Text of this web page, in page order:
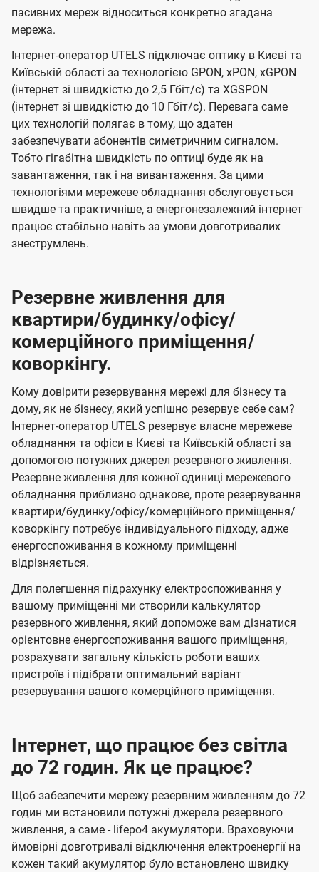
пасивних мереж відноситься конкретно згадана
мережа.
Інтернет-оператор UTELS підключає оптику в Києві та
Київській області за технологією GPON, xPON, xGPON
(інтернет зі швидкістю до 2,5 Гбіт/с) та XGSPON
(інтернет зі швидкістю до 10 Гбіт/с). Перевага саме
цих технологій полягає в тому, що здатен
забезпечувати абонентів симетричним сигналом.
Тобто гігабітна швидкість по оптиці буде як на
завантаження, так і на вивантаження. За цими
технологіями мережеве обладнання обслуговується
швидше та практичніше, а енергонезалежний інтернет
працює стабільно навіть за умови довготривалих
знеструмлень.
Резервне живлення для
квартири/будинку/офісу/
комерційного приміщення/
коворкінгу.
Кому довірити резервування мережі для бізнесу та
дому, як не бізнесу, який успішно резервує себе сам?
Інтернет-оператор UTELS резервує власне мережеве
обладнання та офіси в Києві та Київській області за
допомогою потужних джерел резервного живлення.
Резервне живлення для кожної одиниці мережевого
обладнання приблизно однакове, проте резервування
квартири/будинку/офісу/комерційного приміщення/
коворкінгу потребує індивідуального підходу, адже
енергоспоживання в кожному приміщенні
відрізняється.
Для полегшення підрахунку електроспоживання у
вашому приміщенні ми створили калькулятор
резервного живлення, який допоможе вам дізнатися
орієнтовне енергоспоживання вашого приміщення,
розрахувати загальну кількість роботи ваших
пристроїв і підібрати оптимальний варіант
резервування вашого комерційного приміщення.
Інтернет, що працює без світла
до 72 годин. Як це працює?
Щоб забезпечити мережу резервним живленням до 72
годин ми встановили потужні джерела резервного
живлення, а саме - lifepo4 акумулятори. Враховуючи
ймовірні довготривалі відключення електроенергії на
кожен такий акумулятор було встановлено швидку